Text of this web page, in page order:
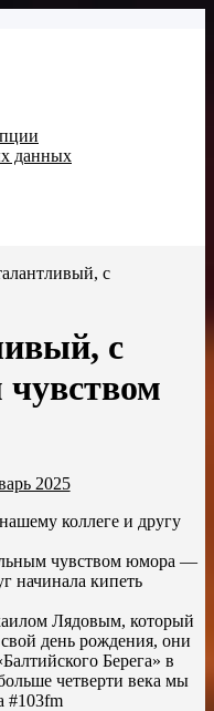
данных
с
с
2025
коллеге и другу
чувством юмора —
начинала кипеть
Лядовым, который
день рождения, они
Берега» в
четверти века мы
#103fm